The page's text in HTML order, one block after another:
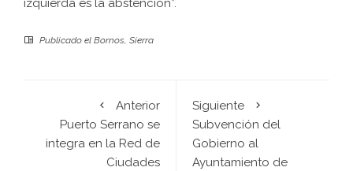
izquierda es la abstención”.
Publicado el Bornos, Sierra
Anterior
Puerto Serrano se
integra en la Red de
Ciudades
Siguiente
Subvención del
Gobierno al
Ayuntamiento de